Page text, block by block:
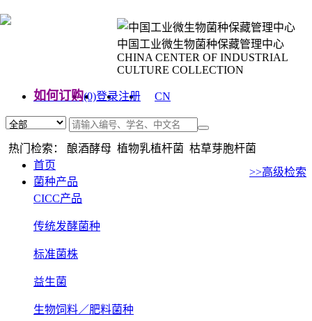
中国工业微生物菌种保藏管理中心
CHINA CENTER OF INDUSTRIAL
CULTURE COLLECTION
如何订购(0)登录注册
CN
热门检索： 酿酒酵母 植物乳植杆菌 枯草芽胞杆菌
>>高级检索
首页
菌种产品
CICC产品
传统发酵菌种
标准菌株
益生菌
生物饲料／肥料菌种